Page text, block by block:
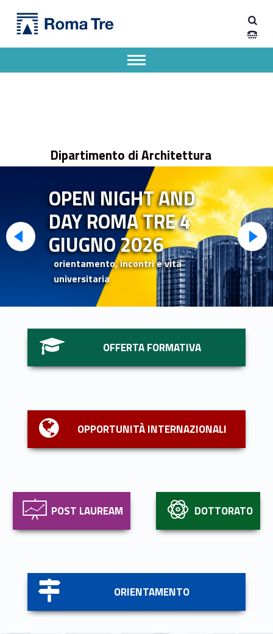
Dipartimento di Architettura
Apri il menu secondario
Header info sidebar
OPEN NIGHT AND
DAY ROMA TRE4
GIUGNO 2026
orientamento, incontri e vita
universitaria
Link identifier #identifier__72614-1
OFFERTA FORMATIVA
Link identifier #identifier__106548-2
OPPORTUNITÀ INTERNAZIONALI
Link identifier #identifier__193595-3
POST LAUREAM
Link identifier #identifier__133604-4
DOTTORATO
Link identifier #identifier__110421-5
ORIENTAMENTO